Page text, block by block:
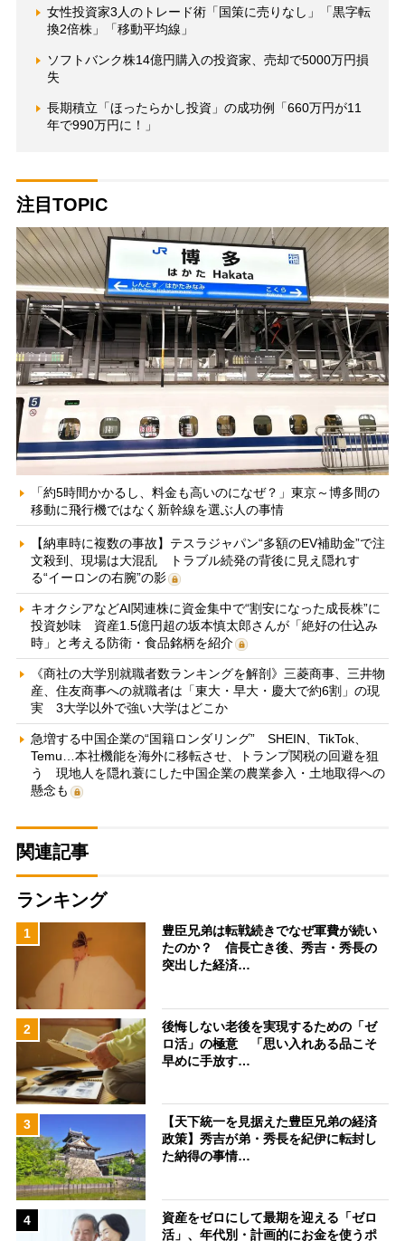
女性投資家3人のトレード術「国策に売りなし」「黒字転
換2倍株」「移動平均線」
ソフトバンク株14億円購入の投資家、売却で5000万円損
失
長期積立「ほったらかし投資」の成功例「660万円が11
年で990万円に！」
注目TOPIC
「約5時間かかるし、料金も高いのになぜ？」東京～博多間の
移動に飛行機ではなく新幹線を選ぶ人の事情
【納車時に複数の事故】テスラジャパン“多額のEV補助金”で注
文殺到、現場は大混乱 トラブル続発の背後に見え隠れす
る“イーロンの右腕”の影
キオクシアなどAI関連株に資金集中で“割安になった成長株”に
投資妙味 資産1.5億円超の坂本慎太郎さんが「絶好の仕込み
時」と考える防衛・食品銘柄を紹介
《商社の大学別就職者数ランキングを解剖》三菱商事、三井物
産、住友商事への就職者は「東大・早大・慶大で約6割」の現
実 3大学以外で強い大学はどこか
急増する中国企業の“国籍ロンダリング” SHEIN、TikTok、
Temu…本社機能を海外に移転させ、トランプ関税の回避を狙
う 現地人を隠れ蓑にした中国企業の農業参入・土地取得への
懸念も
関連記事
ランキング
1
豊臣兄弟は転戦続きでなぜ軍費が続い
たのか？ 信長亡き後、秀吉・秀長の
突出した経済…
2
後悔しない老後を実現するための「ゼ
ロ活」の極意 「思い入れある品こそ
早めに手放す…
3
【天下統一を見据えた豊臣兄弟の経済
政策】秀吉が弟・秀長を紀伊に転封し
た納得の事情…
4
資産をゼロにして最期を迎える「ゼロ
活」、年代別・計画的にお金を使うポ